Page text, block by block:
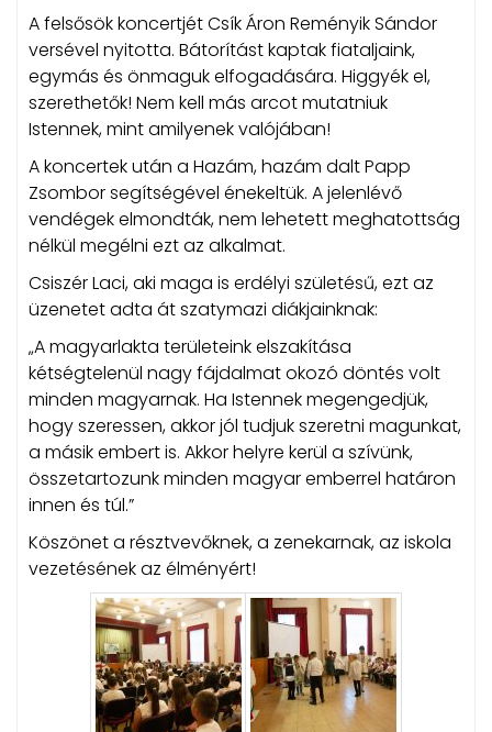
A felsősök koncertjét Csík Áron Reményik Sándor
versével nyitotta. Bátorítást kaptak fiataljaink,
egymás és önmaguk elfogadására. Higgyék el,
szerethetők! Nem kell más arcot mutatniuk
Istennek, mint amilyenek valójában!
A koncertek után a Hazám, hazám dalt Papp
Zsombor segítségével énekeltük. A jelenlévő
vendégek elmondták, nem lehetett meghatottság
nélkül megélni ezt az alkalmat.
Csiszér Laci, aki maga is erdélyi születésű, ezt az
üzenetet adta át szatymazi diákjainknak:
„A magyarlakta területeink elszakítása
kétségtelenül nagy fájdalmat okozó döntés volt
minden magyarnak. Ha Istennek megengedjük,
hogy szeressen, akkor jól tudjuk szeretni magunkat,
a másik embert is. Akkor helyre kerül a szívünk,
összetartozunk minden magyar emberrel határon
innen és túl.”
Köszönet a résztvevőknek, a zenekarnak, az iskola
vezetésének az élményért!